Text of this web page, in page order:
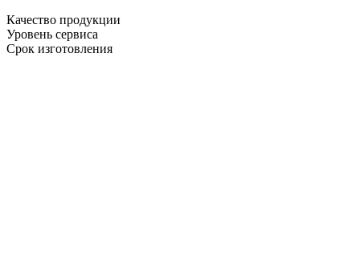
Качество продукции
Уровень сервиса
Срок изготовления